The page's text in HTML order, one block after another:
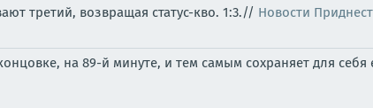
третий, возвращая статус-кво. 1:3.// Новости
на 89-й минуте, и тем самым сохраняет для